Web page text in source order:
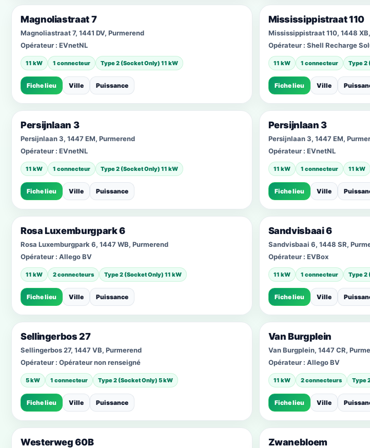
Magnoliastraat 7
Magnoliastraat 7, 1441 DV, Purmerend
Opérateur : EVnetNL
11 kW 1 connecteur Type 2 (Socket Only) 11 kW
Fiche lieu Ville Puissance
Mississippistraat 110
Mississippistraat 110, 1448
Opérateur : Shell Recharge
11 kW 1 connecteur Type 2
Fiche lieu Ville
Persijnlaan 3
Persijnlaan 3, 1447 EM, Purmerend
Opérateur : EVnetNL
11 kW 1 connecteur Type 2 (Socket Only) 11 kW
Fiche lieu Ville Puissance
Persijnlaan 3
Persijnlaan 3, 1447 EM,
Opérateur : EVnetNL
11 kW 1 connecteur 11 kW
Fiche lieu Ville
Rosa Luxemburgpark 6
Rosa Luxemburgpark 6, 1447 WB, Purmerend
Opérateur : Allego BV
11 kW 2 connecteurs Type 2 (Socket Only) 11 kW
Fiche lieu Ville Puissance
Sandvisbaai 6
Sandvisbaai 6, 1448 SR,
Opérateur : EVBox
11 kW 1 connecteur Type 2
Fiche lieu Ville
Sellingerbos 27
Sellingerbos 27, 1447 VB, Purmerend
Opérateur : Opérateur non renseigné
5 kW 1 connecteur Type 2 (Socket Only) 5 kW
Fiche lieu Ville Puissance
Van Burgplein
Van Burgplein, 1447 CR,
Opérateur : Allego BV
11 kW 2 connecteurs Type
Fiche lieu Ville
Westerweg 60B Zwanebloem